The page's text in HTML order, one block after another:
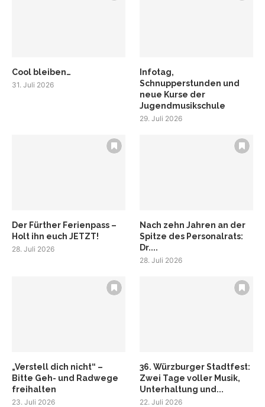
Cool bleiben…
31. Juli 2026
Infotag,
Schnupperstunden und
neue Kurse der
Jugendmusikschule
29. Juli 2026
Der Fürther Ferienpass –
Holt ihn euch JETZT!
28. Juli 2026
Nach zehn Jahren an der
Spitze des Personalrats:
Dr....
28. Juli 2026
„Verstell dich nicht“ –
Bitte Geh- und Radwege
freihalten
23. Juli 2026
36. Würzburger Stadtfest:
Zwei Tage voller Musik,
Unterhaltung und...
22. Juli 2026